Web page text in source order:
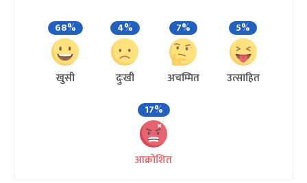
68%
खुसी
4%
दुःखी
7%
अचम्मित
5%
उत्साहित
17%
आक्रोशित